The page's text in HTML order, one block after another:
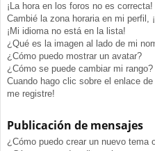
¡La hora en los foros no es correcta!
Cambié la zona horaria en mi perfil,
¡Mi idioma no está en la lista!
¿Qué es la imagen al lado de mi
¿Cómo puedo mostrar un avatar?
¿Cómo se puede cambiar mi rango?
Cuando hago clic sobre el enlace
me registre!
Publicación de mensajes
¿Cómo puedo crear un nuevo tema